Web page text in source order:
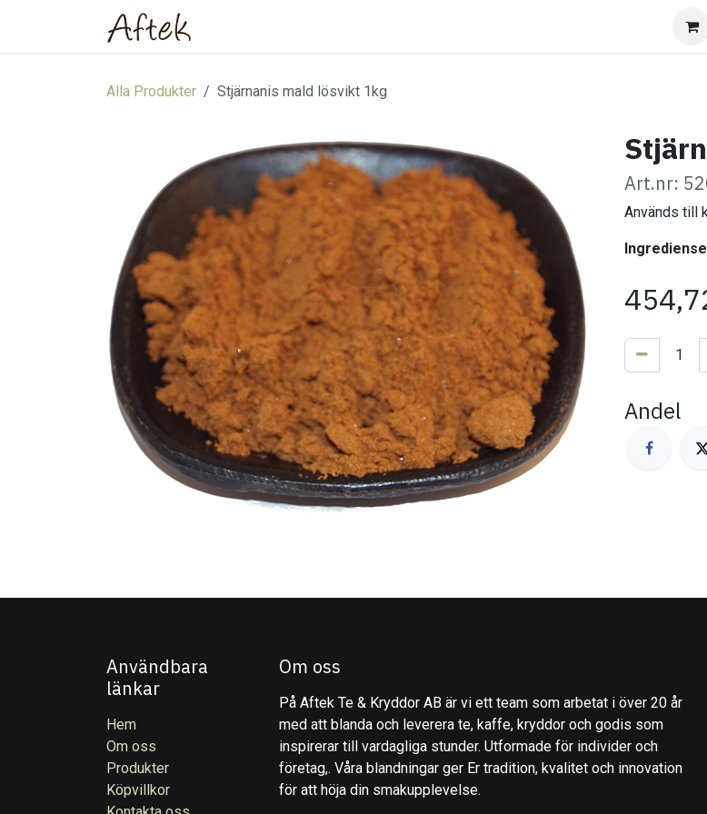
Alla Produkter Stjärnanis mald lösvikt 1kg
Art.nr:
Används till
Andel
Användbara
länkar
Hem
Om oss
Produkter
Köpvillkor
Om oss
På Aftek Te & Kryddor AB är vi ett team som arbetat i över 20 år
med att blanda och leverera te, kaffe, kryddor och godis som
inspirerar till vardagliga stunder. Utformade för individer och
företag,. Våra blandningar ger Er tradition, kvalitet och innovation
för att höja din smakupplevelse.